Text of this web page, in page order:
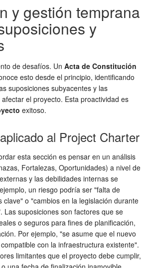
y gestión temprana
y
de desafíos. Un Acta de Constitución
esto desde el principio, identificando
suposiciones subyacentes y las
el proyecto. Esta proactividad es
exitoso.
al Project Charter
esta sección es pensar en un análisis
Fortalezas, Oportunidades) a nivel de
y las debilidades internas se
un riesgo podría ser "falta de
clave" o "cambios en la legislación durante
Las suposiciones son factores que se
o seguros para fines de planificación,
Por ejemplo, "se asume que el nuevo
con la infraestructura existente".
limitantes que el proyecto debe cumplir,